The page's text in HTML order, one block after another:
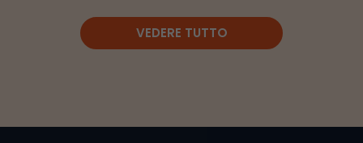
VEDERE TUTTO